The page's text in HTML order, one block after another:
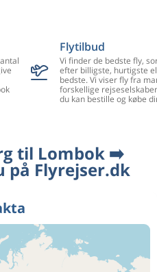
Flytilbud
Vi finder de bedste fly,
efter billigste, hurtigste
bedste. Vi viser fly fra
forskellige
du kan bestille og købe
til Lombok ➡️
på Flyrejser.dk